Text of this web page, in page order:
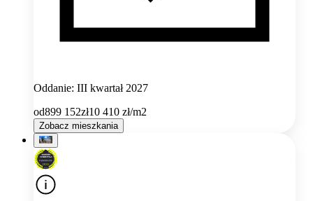
Oddanie: III kwartał 2027
od899 152zł10 410 zł/m2
Zobacz mieszkania